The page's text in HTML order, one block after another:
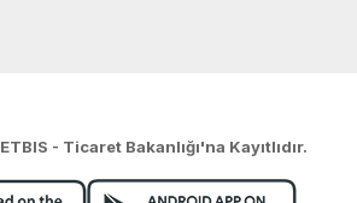
ETBIS - Ticaret Bakanlığı'na Kayıtlıdır.